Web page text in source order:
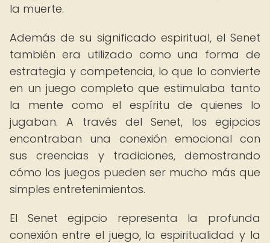
la muerte.
Además de su significado espiritual, el Senet
también era utilizado como una forma de
estrategia y competencia, lo que lo convierte
en un juego completo que estimulaba tanto
la mente como el espíritu de quienes lo
jugaban. A través del Senet, los egipcios
encontraban una conexión emocional con
sus creencias y tradiciones, demostrando
cómo los juegos pueden ser mucho más que
simples entretenimientos.
El Senet egipcio representa la profunda
conexión entre el juego, la espiritualidad y la